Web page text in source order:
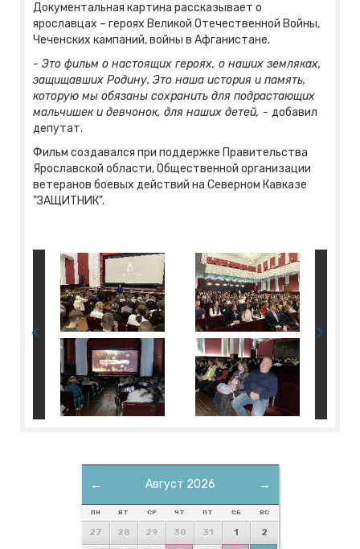
Документальная картина рассказывает о
ярославцах – героях Великой Отечественной Войны,
Чеченских кампаний, войны в Афганистане.
- Это фильм о настоящих героях, о наших земляках,
защищавших Родину. Это наша история и память,
которую мы обязаны сохранить для подрастающих
мальчишек и девчонок, для наших детей, - добавил
депутат.
Фильм создавался при поддержке Правительства
Ярославской области, Общественной организации
ветеранов боевых действий на Северном Кавказе
"ЗАЩИТНИК".
← →
Август 2026
ПН ВТ СР ЧТ ПТ СБ ВС
27 28 29 30 31 1 2